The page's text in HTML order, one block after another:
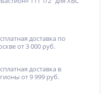
доставка по
от 3 000 руб.
доставка в
от 9 999 руб.